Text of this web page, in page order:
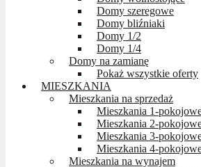
Domy szeregowe
Domy bliźniaki
Domy 1/2
Domy 1/4
Domy na zamianę
Pokaż wszystkie oferty
MIESZKANIA
Mieszkania na sprzedaż
Mieszkania 1-
Mieszkania 2-
Mieszkania 3-
Mieszkania 4-
Mieszkania na wynajem